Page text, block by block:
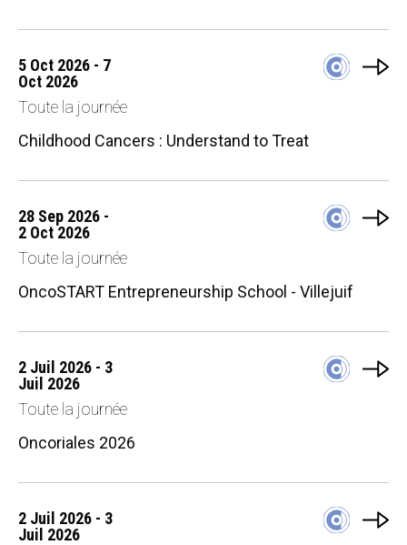
5 Oct 2026 - 7
Oct 2026
Toute la journée
Childhood Cancers : Understand to Treat
28 Sep 2026 -
2 Oct 2026
Toute la journée
OncoSTART Entrepreneurship School - Villejuif
2 Juil 2026 - 3
Juil 2026
Toute la journée
Oncoriales 2026
2 Juil 2026 - 3
Juil 2026